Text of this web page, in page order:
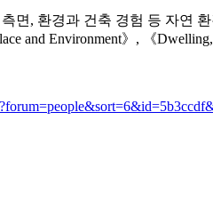
면, 환경과 건축 경험 등 자연
and Environment》, 《Dwelling,